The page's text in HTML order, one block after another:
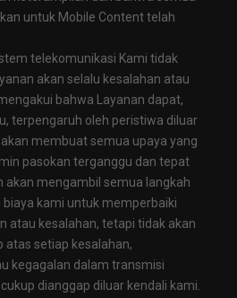
untuk Mobile Content telah
telekomunikasi Kami tidak
akan selalu kesalahan atau
bahwa Layanan dapat,
terpengaruh oleh peristiwa diluar
membuat semua upaya yang
pasokan terganggu dan tepat
akan mengambil semua langkah
kami untuk memperbaiki
atau kesalahan, tetapi tidak akan
atas setiap kesalahan,
kegagalan dalam transmisi
cukup dianggap diluar kendali kami.